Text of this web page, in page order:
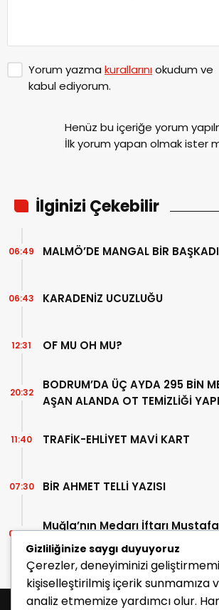
Yorum yazma kurallarınıokudum ve
kabul ediyorum.
Henüz bu içeriğe yorum
İlk yorum yapan olmak ister
İlginizi Çekebilir
MALMÖ’DE MANGAL BİR
06:49
KARADENİZ UCUZLUĞU
06:43
OF MU OH MU?
12:31
BODRUM’DA ÜÇ AYDA 295 BİN
AŞAN ALANDA OT TEMİZLİĞİ
20:32
TRAFİK-EHLİYET MAVİ KART
11:40
BİR AHMET TELLİ YAZISI
07:30
Muğla’nın Medarı İftarı
İçinde “Milas” geçen kitaplar
06:45
Gizliliğinize saygı duyuyoruz
Çerezler, deneyiminizi
kişiselleştirilmiş içerik sunmamıza
analiz etmemize yardımcı olur.